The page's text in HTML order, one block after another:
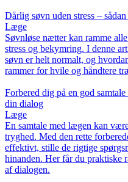
Dårlig søvn uden stress –
Læge
Søvnløse nætter kan ramme
stress og bekymring. I denne
søvn er helt normalt, og
rammer for hvile og håndtere
Forbered dig på en god
din dialog
Læge
En samtale med lægen kan
tryghed. Med den rette
effektivt, stille de rigtige
hinanden. Her får du praktiske
af dialogen.